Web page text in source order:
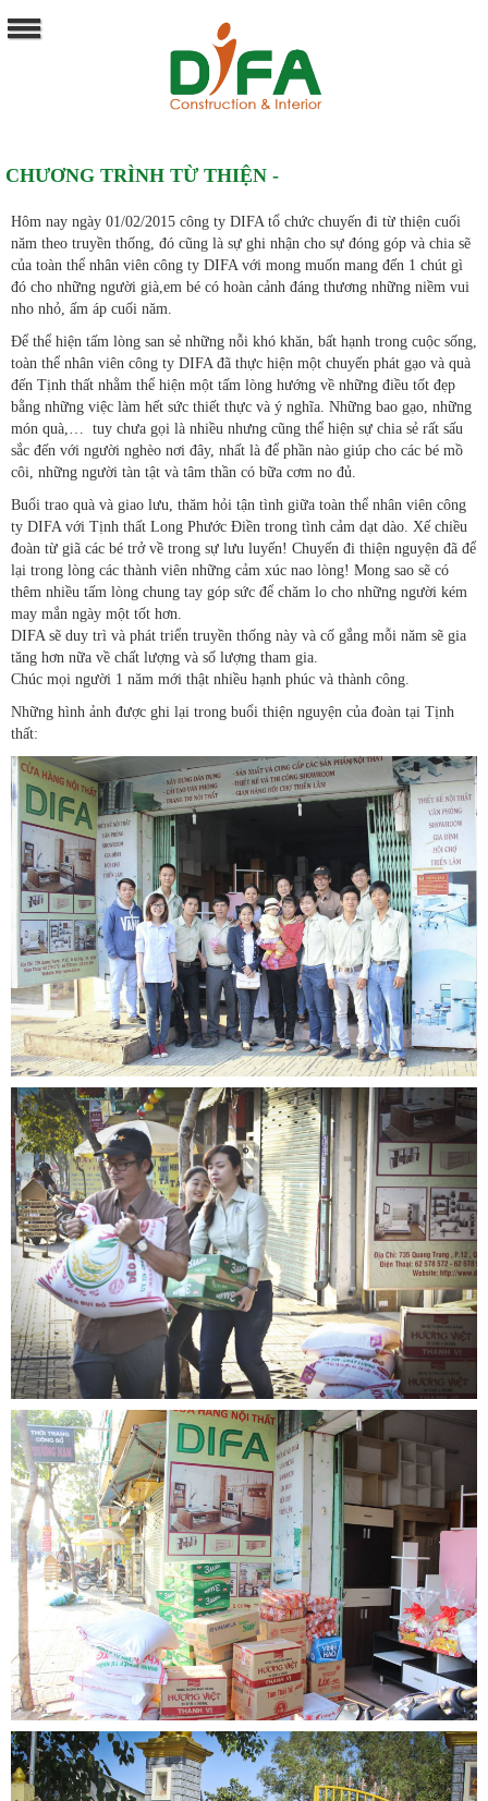
CHƯƠNG TRÌNH TỪ THIỆN -
Hôm nay ngày 01/02/2015 công ty DIFA tổ chức chuyến đi từ thiện cuối
năm theo truyền thống, đó cũng là sự ghi nhận cho sự đóng góp và chia sẽ
của toàn thể nhân viên công ty DIFA với mong muốn mang đến 1 chút gì
đó cho những người già,em bé có hoàn cảnh đáng thương những niềm vui
nho nhỏ, ấm áp cuối năm.
Để thể hiện tấm lòng san sẻ những nỗi khó khăn, bất hạnh trong cuộc sống,
toàn thể nhân viên công ty DIFA đã thực hiện một chuyến phát gạo và quà
đến Tịnh thất nhằm thể hiện một tấm lòng hướng về những điều tốt đẹp
bằng những việc làm hết sức thiết thực và ý nghĩa. Những bao gạo, những
món quà,… tuy chưa gọi là nhiều nhưng cũng thể hiện sự chia sẻ rất sấu
sắc đến với người nghèo nơi đây, nhất là để phần nào giúp cho các bé mồ
côi, những người tàn tật và tâm thần có bữa cơm no đủ.
Buổi trao quà và giao lưu, thăm hỏi tận tình giữa toàn thể nhân viên công
ty DIFA với Tịnh thất Long Phước Điền trong tình cảm dạt dào. Xế chiều
đoàn từ giã các bé trở về trong sự lưu luyến! Chuyến đi thiện nguyện đã để
lại trong lòng các thành viên những cảm xúc nao lòng! Mong sao sẽ có
thêm nhiều tấm lòng chung tay góp sức để chăm lo cho những người kém
may mắn ngày một tốt hơn.
DIFA sẽ duy trì và phát triển truyền thống này và cố gắng mỗi năm sẽ gia
tăng hơn nữa về chất lượng và số lượng tham gia.
Chúc mọi người 1 năm mới thật nhiều hạnh phúc và thành công.
Những hình ảnh được ghi lại trong buổi thiện nguyện của đoàn tại Tịnh
thất: